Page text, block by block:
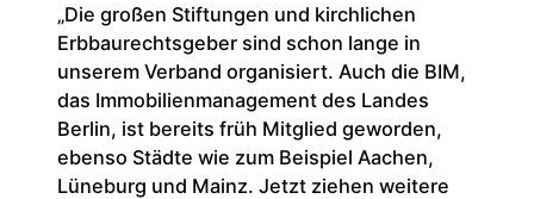
„Die großen Stiftungen und kirchlichen
Erbbaurechtsgeber sind schon lange in
unserem Verband organisiert. Auch die BIM,
das Immobilienmanagement des Landes
Berlin, ist bereits früh Mitglied geworden,
ebenso Städte wie zum Beispiel Aachen,
Lüneburg und Mainz. Jetzt ziehen weitere